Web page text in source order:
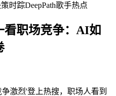
时踪DeepPath歌手热点
看职场竞争：AI如
激烈'登上热搜，职场人看到